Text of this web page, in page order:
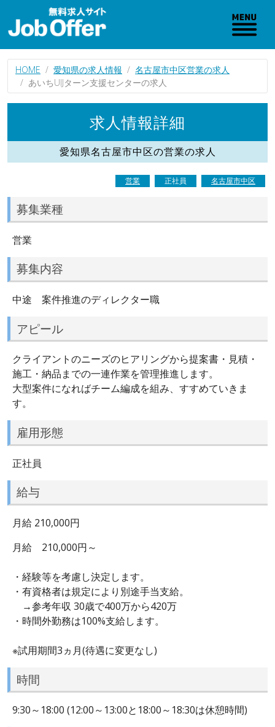
HOME 愛知県の求人情報
名古屋市中区営業の求人
あいちUIJターン支援センターの求人
求人情報詳細
愛知県名古屋市中区の営業の求人
営業 正社員 名古屋市中区
募集業種
営業
募集内容
中途 案件推進のディレクター職
アピール
クライアントのニーズのヒアリングから提案書・見積・
施工・納品までの一連作業を管理推進します。
大型案件になればチーム編成を組み、すすめていきま
す。
雇用形態
正社員
給与
月給 210,000円
月給 210,000円～
・経験等を考慮し決定します。
・有資格者は規定により別途手当支給。
→参考年収 30歳で400万から420万
・時間外勤務は100%支給します。
※試用期間3ヵ月(待遇に変更なし)
時間
9:30～18:00 (12:00～13:00と18:00～18:30は休憩時間)